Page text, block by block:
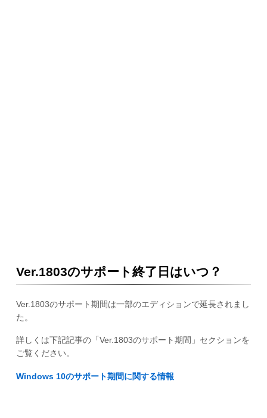
Ver.1803のサポート終了日はいつ？
Ver.1803のサポート期間は一部のエディションで延長されまし
た。
詳しくは下記記事の「Ver.1803のサポート期間」セクションを
ご覧ください。
Windows 10のサポート期間に関する情報